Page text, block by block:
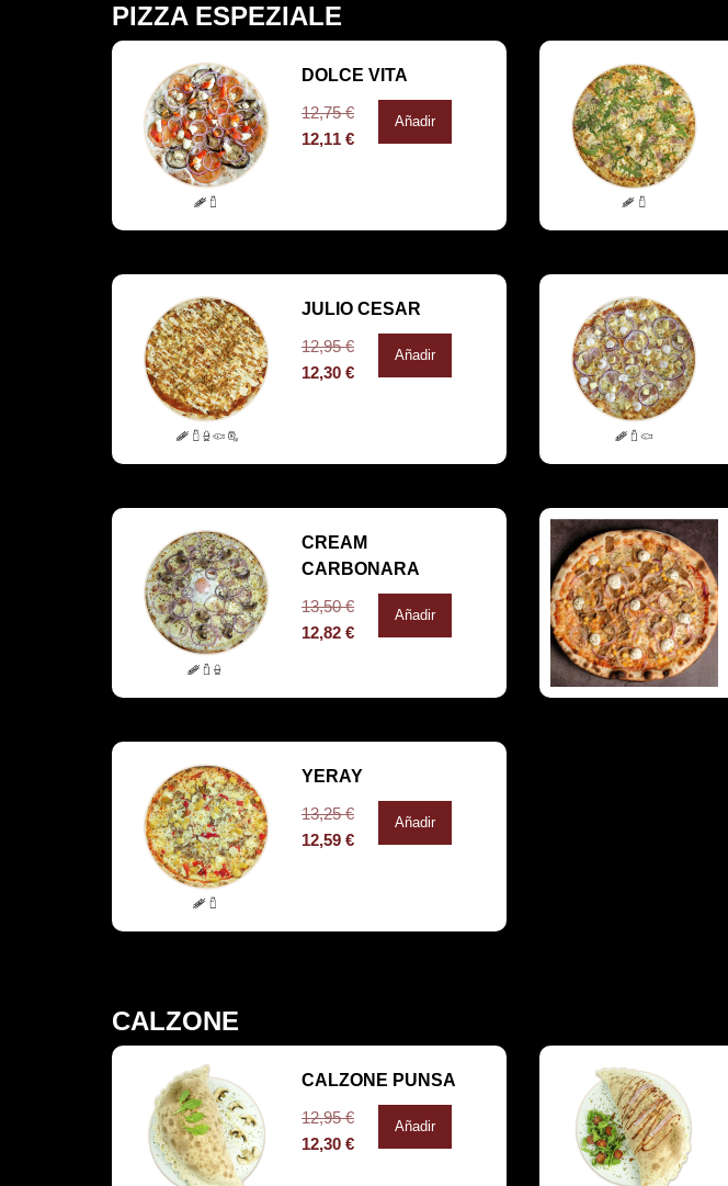
PIZZA ESPEZIALE
DOLCE VITA
12,75€
12,11 €
Añadir
JULIO CESAR
12,95€
12,30 €
Añadir
CREAM
CARBONARA
13,50€
12,82 €
Añadir
YERAY
13,25€
12,59 €
Añadir
CALZONE
CALZONE PUNSA
12,95€
12,30 €
Añadir